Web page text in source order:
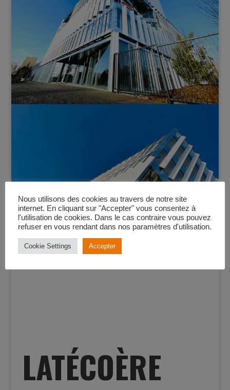
LATÉCOÈRE
Nous utilisons des cookies au travers de notre site
internet. En cliquant sur "Accepter" vous consentez à
l'utilisation de cookies. Dans le cas contraire vous pouvez
refuser en vous rendant dans nos paramètres d'utilisation.
Cookie Settings Accepter